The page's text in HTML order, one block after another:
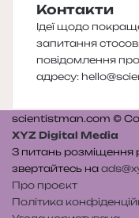
Контакти
Ідеї щодо
запитання
повідомлення
адресу:
scientistman.com ©
XYZ Digital Media
З питань розміщення
звертайтесь на
Про проєкт
Політика